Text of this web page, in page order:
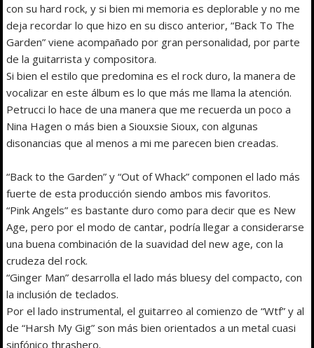
con su hard rock, y si bien mi memoria es deplorable y no me
deja recordar lo que hizo en su disco anterior, “Back To The
Garden” viene acompañado por gran personalidad, por parte
de la guitarrista y compositora.
Si bien el estilo que predomina es el rock duro, la manera de
vocalizar en este álbum es lo que más me llama la atención.
Petrucci lo hace de una manera que me recuerda un poco a
Nina Hagen o más bien a Siouxsie Sioux, con algunas
disonancias que al menos a mi me parecen bien creadas.
“Back to the Garden” y “Out of Whack” componen el lado más
fuerte de esta producción siendo ambos mis favoritos.
“Pink Angels” es bastante duro como para decir que es New
Age, pero por el modo de cantar, podría llegar a considerarse
una buena combinación de la suavidad del new age, con la
crudeza del rock.
“Ginger Man” desarrolla el lado más bluesy del compacto, con
la inclusión de teclados.
Por el lado instrumental, el guitarreo al comienzo de “Wtf” y al
de “Harsh My Gig” son más bien orientados a un metal cuasi
sinfónico thrashero.